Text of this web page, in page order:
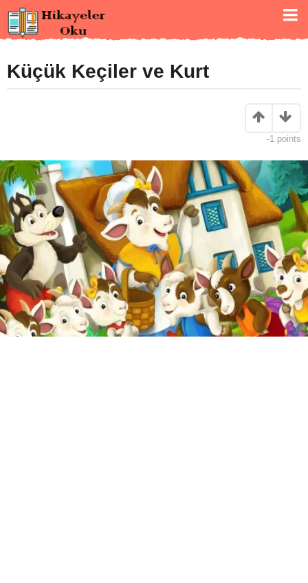
Küçük Keçiler ve Kurt
-1 points